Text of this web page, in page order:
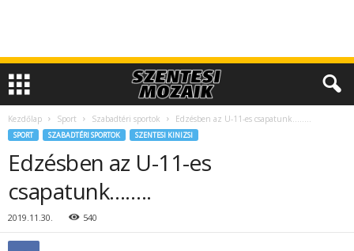
Kezdőlap Sport Szabadtéri sportok Edzésben az U-11-es csapatunk……..
SPORT SZABADTÉRI SPORTOK SZENTESI KINIZSI
Edzésben az U-11-es
csapatunk……..
2019.11.30. 540